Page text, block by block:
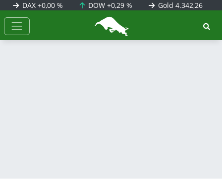
DAX +0,00 % DOW+0,29 % Gold 4.342,26
BörsenNEWS.de